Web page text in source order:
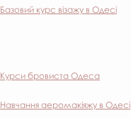
Базовий курс візажу в Одесі
Курси бровиста Одеса
Навчання аеромакіяжу в Одесі